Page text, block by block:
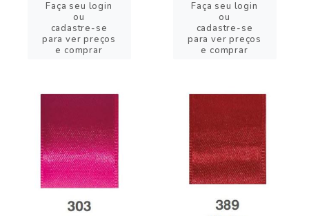
Faça seu login
ou
cadastre-se
para ver preços
e comprar
Faça seu login
ou
cadastre-se
para ver preços
e comprar